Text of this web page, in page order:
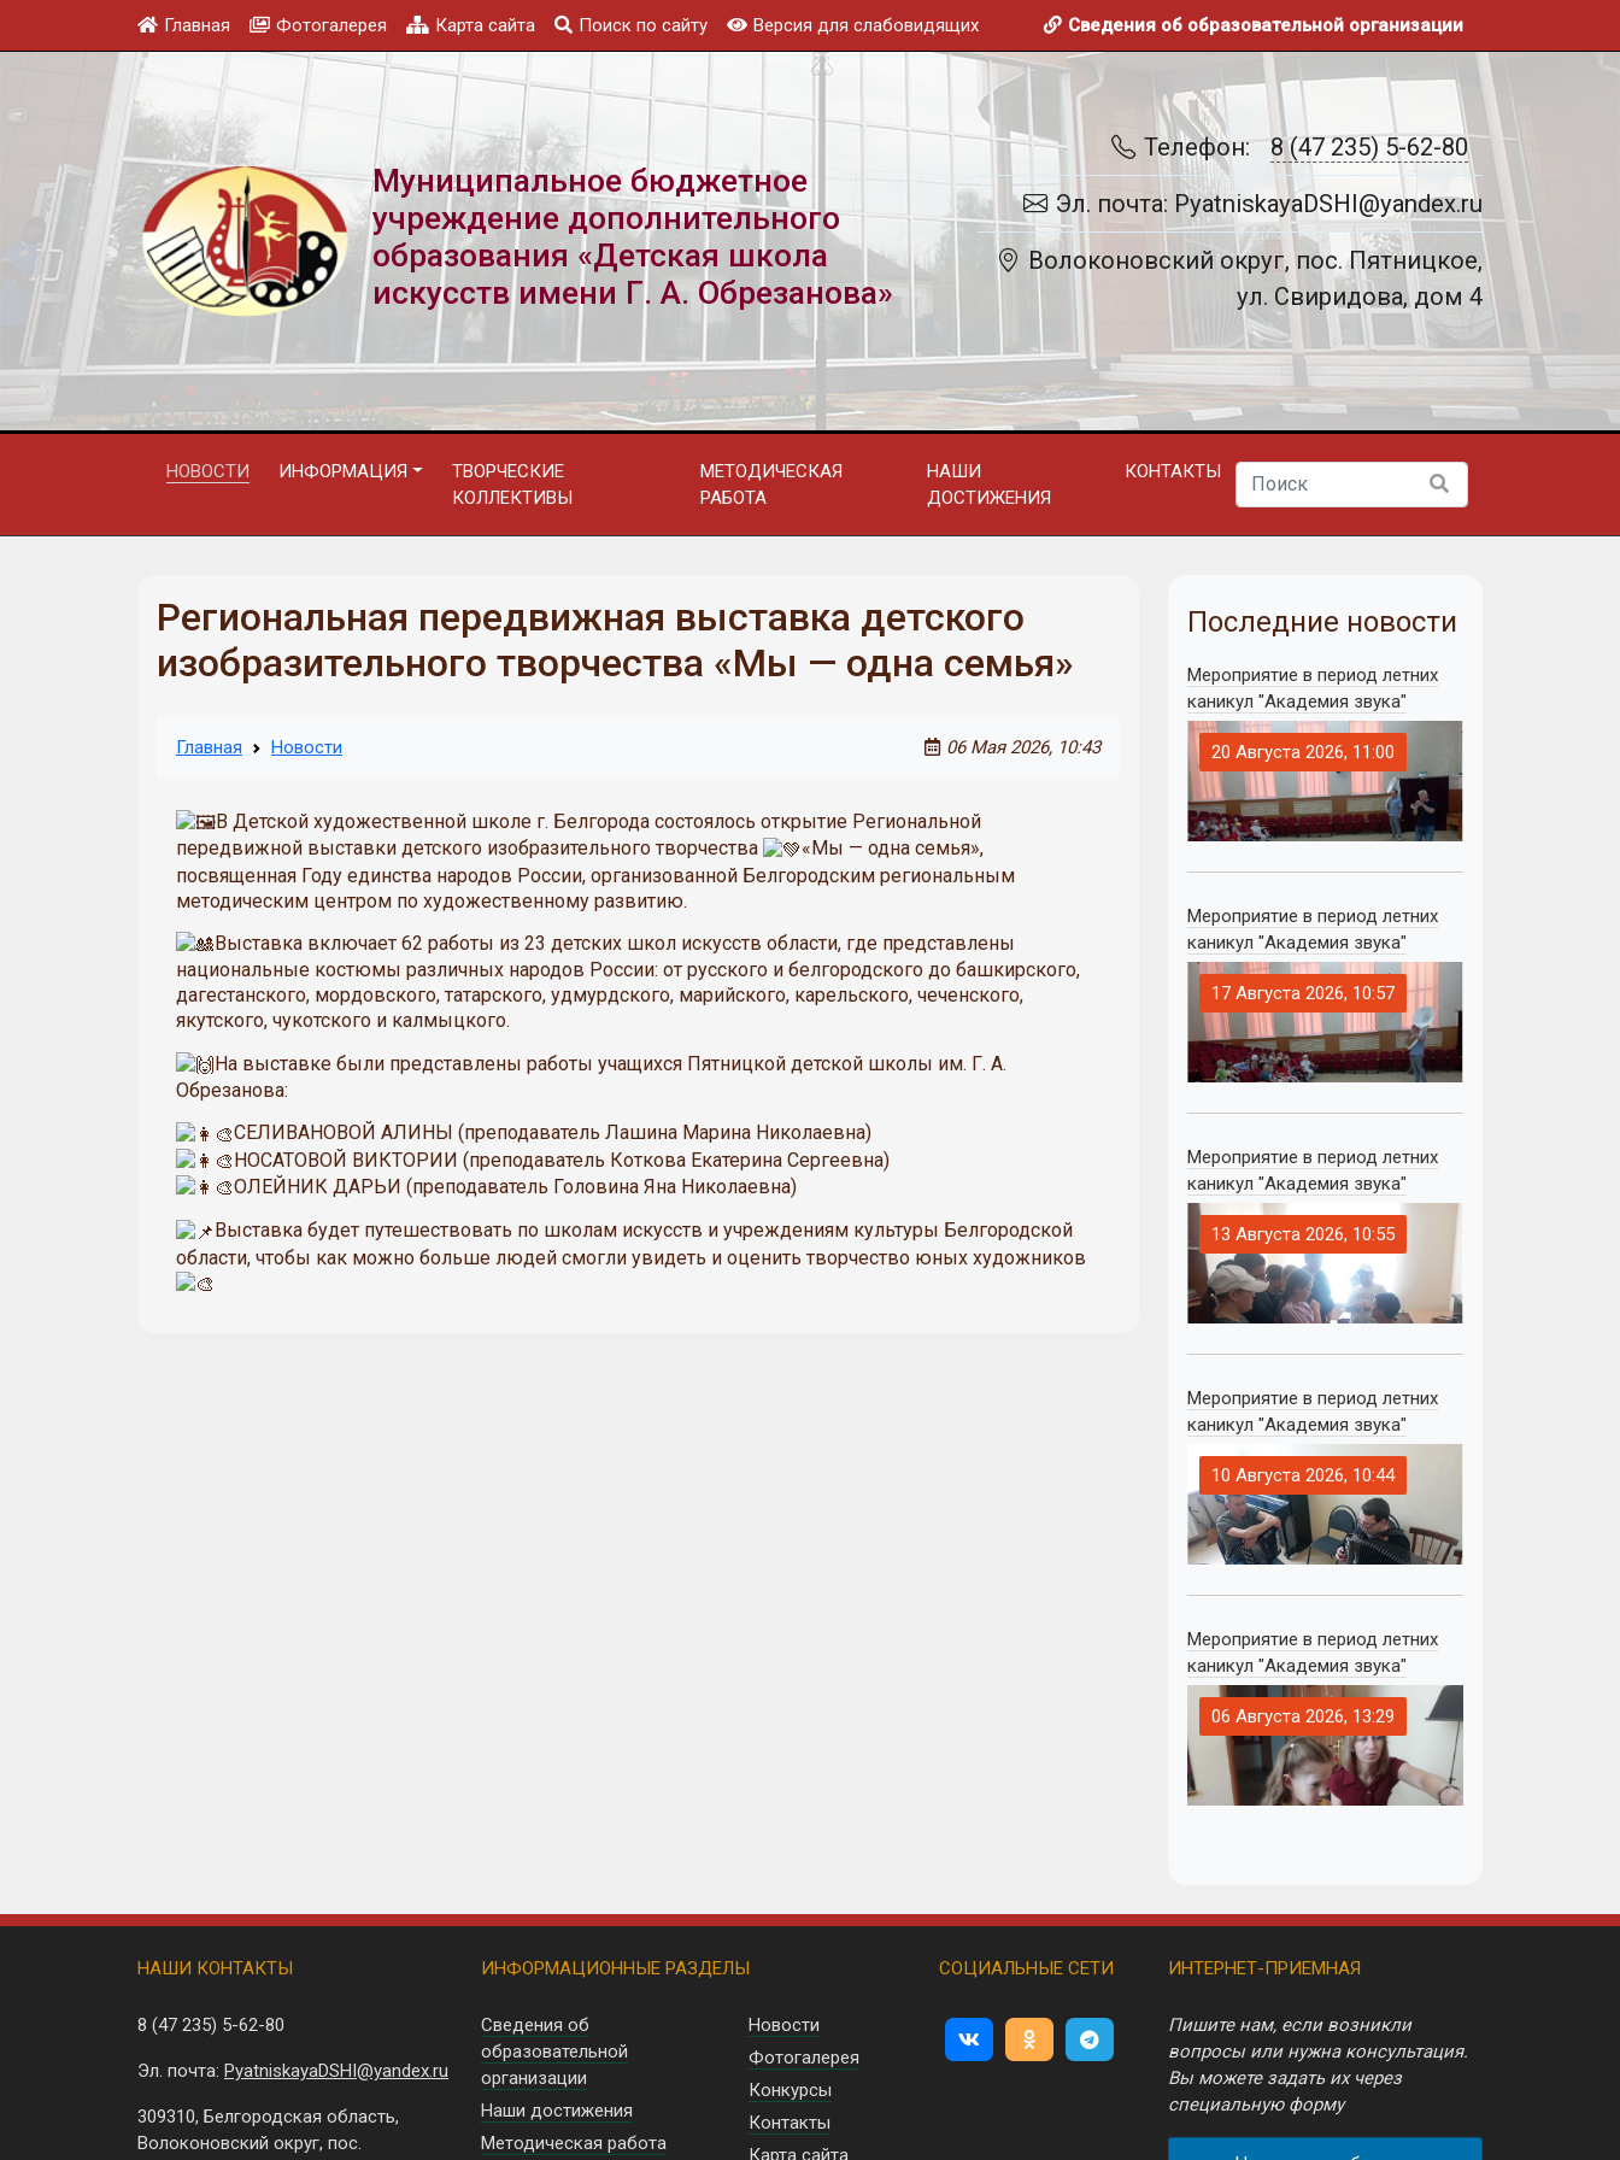
Главная Фотогалерея Карта сайта Поиск по сайту Версия для слабовидящих Сведения об образовательной организации
Муниципальное бюджетное
учреждение дополнительного
образования «Детская школа
искусств имени Г. А. Обрезанова»
Телефон:
8 (47 235) 5-62-80
Эл. почта: PyatniskayaDSHI@yandex.ru
Волоконовский округ, пос. Пятницкое,
ул. Свиридова, дом 4
НОВОСТИ ИНФОРМАЦИЯ
ТВОРЧЕСКИЕ
КОЛЛЕКТИВЫ
МЕТОДИЧЕСКАЯ
РАБОТА
НАШИ
ДОСТИЖЕНИЯ
КОНТАКТЫ
Региональная передвижная выставка детского
изобразительного творчества «Мы — одна семья»
Главная Новости 06 Мая 2026, 10:43
В Детской художественной школе г. Белгорода состоялось открытие Региональной
передвижной выставки детского изобразительного творчества
«Мы — одна семья»,
посвященная Году единства народов России, организованной Белгородским региональным
методическим центром по художественному развитию.
Выставка включает 62 работы из 23 детских школ искусств области, где представлены
национальные костюмы различных народов России: от русского и белгородского до башкирского,
дагестанского, мордовского, татарского, удмурдского, марийского, карельского, чеченского,
якутского, чукотского и калмыцкого.
На выставке были представлены работы учащихся Пятницкой детской школы им. Г. А.
Обрезанова:
СЕЛИВАНОВОЙ АЛИНЫ (преподаватель Лашина Марина Николаевна)
НОСАТОВОЙ ВИКТОРИИ (преподаватель Коткова Екатерина Сергеевна)
ОЛЕЙНИК ДАРЬИ (преподаватель Головина Яна Николаевна)
Выставка будет путешествовать по школам искусств и учреждениям культуры Белгородской
области, чтобы как можно больше людей смогли увидеть и оценить творчество юных художников
Последние новости
Мероприятие в период летних
каникул "Академия звука"
20 Августа 2026, 11:00
Мероприятие в период летних
каникул "Академия звука"
17 Августа 2026, 10:57
Мероприятие в период летних
каникул "Академия звука"
13 Августа 2026, 10:55
Мероприятие в период летних
каникул "Академия звука"
10 Августа 2026, 10:44
Мероприятие в период летних
каникул "Академия звука"
06 Августа 2026, 13:29
НАШИ КОНТАКТЫ
8 (47 235) 5-62-80
Эл. почта: PyatniskayaDSHI@yandex.ru
309310, Белгородская область,
Волоконовский округ, пос.
ИНФОРМАЦИОННЫЕ РАЗДЕЛЫ
Сведения об
образовательной
организации
Наши достижения
Методическая работа
Новости
Фотогалерея
Конкурсы
Контакты
Карта сайта
СОЦИАЛЬНЫЕ СЕТИ ИНТЕРНЕТ-ПРИЕМНАЯ
Пишите нам, если возникли
вопросы или нужна консультация.
Вы можете задать их через
специальную форму